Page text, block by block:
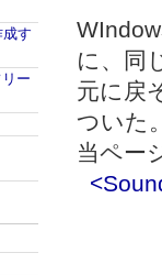
に、同
元に戻
ついた
当ペー
す
ー